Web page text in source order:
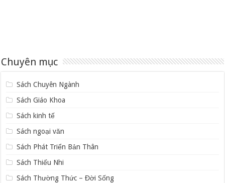
Chuyên mục
Sách Chuyên Ngành
Sách Giáo Khoa
Sách kinh tế
Sách ngoại văn
Sách Phát Triển Bản Thân
Sách Thiếu Nhi
Sách Thường Thức – Đời Sống